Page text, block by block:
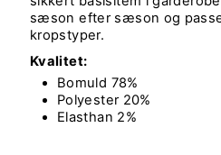
sæson efter sæson og
kropstyper.
Kvalitet:
Bomuld 78%
Polyester 20%
Elasthan 2%